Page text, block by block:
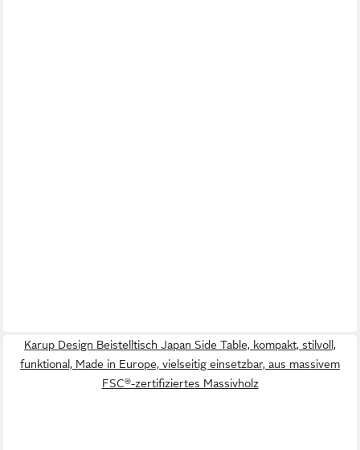
Karup Design Beistelltisch Japan Side Table, kompakt, stilvoll,
funktional, Made in Europe, vielseitig einsetzbar, aus massivem
FSC®-zertifiziertes Massivholz